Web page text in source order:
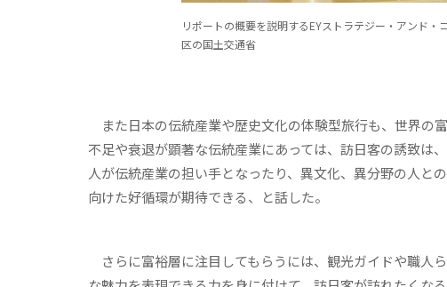
リポートの概要を説明するEYストラテジー・アンド
区の国土交通省
また日本の伝統産業や歴史文化の体験型旅行も、世界の
不足や衰退が顕著な伝統産業にあっては、訪日客の誘致は
人が伝統産業の担い手となったり、異文化、異分野の人と
向けた好循環が期待できる、と話した。
さらに富裕層に注目してもらうには、観光ガイドや職人